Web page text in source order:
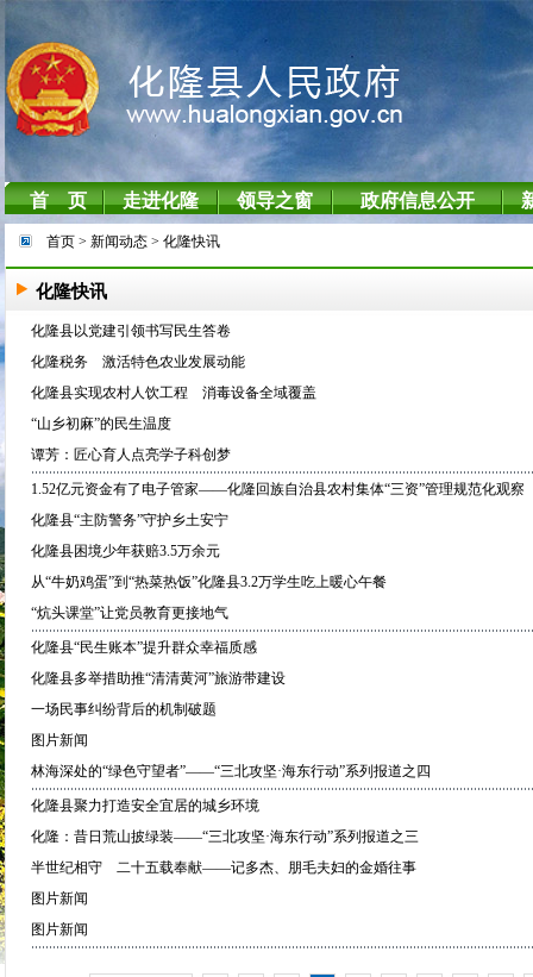
首页 > 新闻动态 > 化隆快讯
化隆快讯
化隆县以党建引领书写民生答卷
化隆税务 激活特色农业发展动能
化隆县实现农村人饮工程 消毒设备全域覆盖
“山乡初麻”的民生温度
谭芳：匠心育人点亮学子科创梦
1.52亿元资金有了电子管家——化隆回族自治县农村集体“三资”管理规范化观察
化隆县“主防警务”守护乡土安宁
化隆县困境少年获赔3.5万余元
从“牛奶鸡蛋”到“热菜热饭”化隆县3.2万学生吃上暖心午餐
“炕头课堂”让党员教育更接地气
化隆县“民生账本”提升群众幸福质感
化隆县多举措助推“清清黄河”旅游带建设
一场民事纠纷背后的机制破题
图片新闻
林海深处的“绿色守望者”——“三北攻坚·海东行动”系列报道之四
化隆县聚力打造安全宜居的城乡环境
化隆：昔日荒山披绿装——“三北攻坚·海东行动”系列报道之三
半世纪相守 二十五载奉献——记多杰、朋毛夫妇的金婚往事
图片新闻
图片新闻